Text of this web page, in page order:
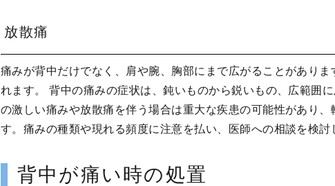
放散痛
痛みが背中だけでなく、肩や腕、胸部にまで広がることがあり
れます。 背中の痛みの症状は、鈍いものから鋭いもの、広範囲
の激しい痛みや放散痛を伴う場合は重大な疾患の可能性があり
す。痛みの種類や現れる頻度に注意を払い、医師への相談を検討
背中が痛い時の処置